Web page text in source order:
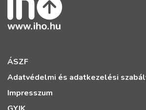
ÁSZF
Adatvédelmi és adatkezelési
Impresszum